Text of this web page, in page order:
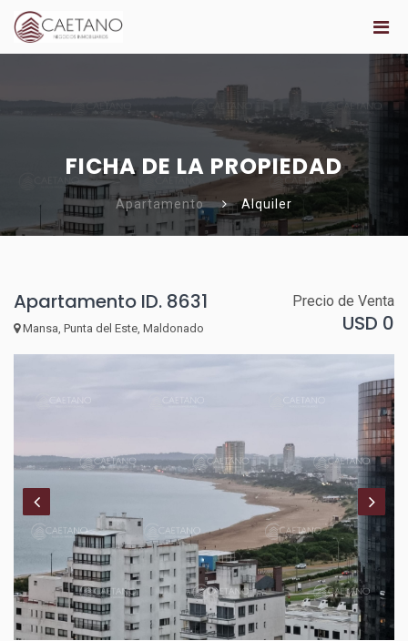
FICHA DE LA PROPIEDAD
Apartamento Alquiler
Apartamento ID. 8631
Mansa, Punta del Este, Maldonado
Precio de Venta
USD 0